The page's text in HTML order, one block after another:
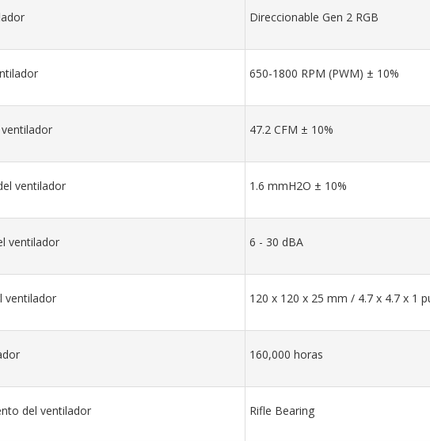
Direccionable Gen 2 RGB
650-1800 RPM (PWM) ± 10%
47.2 CFM ± 10%
ventilador 1.6 mmH2O ± 10%
ventilador 6 - 30 dBA
ventilador 120 x 120 x 25 mm / 4.7 x 4.7 x 1
160,000 horas
del ventilador Rifle Bearing